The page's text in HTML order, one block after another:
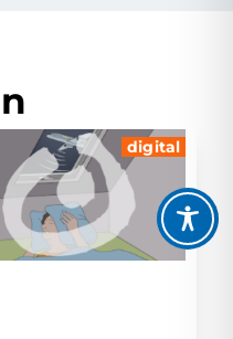
digital